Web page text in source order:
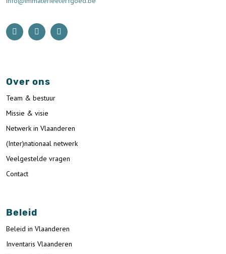
Over ons
Team & bestuur
Missie & visie
Netwerk in Vlaanderen
(Inter)nationaal netwerk
Veelgestelde vragen
Contact
Beleid
Beleid in Vlaanderen
Inventaris Vlaanderen